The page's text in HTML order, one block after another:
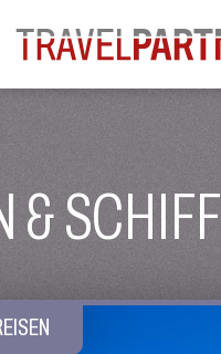
& SCHIFF